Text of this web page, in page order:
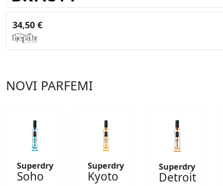
34,50 €
NOVI PARFEMI
Superdry
Soho
Superdry
Kyoto
Superdry
Detroit